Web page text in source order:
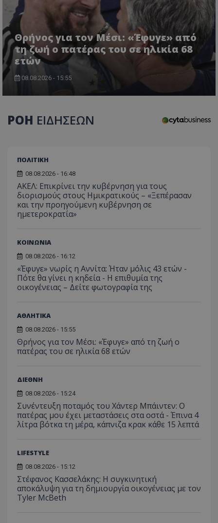
Θρήνος για τον Μέσι: «Έφυγε» από
τη ζωή ο πατέρας του σε ηλικία 68
ετών
08.08.2026 - 15:55
ΡΟΗ ΕΙΔΗΣΕΩΝ
ΠΟΛΙΤΙΚΗ
08.08.2026 - 16:48
ΑΚΕΛ: Επικρίνει την κυβέρνηση για τους
διορισμούς στους Ημικρατικούς – «Ξεπέρασαν
και την προηγούμενη κυβέρνηση σε
ημετεροκρατία»
ΚΟΙΝΩΝΙΑ
08.08.2026 - 16:12
«Έφυγε» νωρίς η Αννίτα: Ήταν μόλις 43 ετών -
Πότε θα γίνει η κηδεία - Η επιθυμία της
οικογένειας – Δείτε φωτογραφία της
ΑΘΛΗΤΙΚΑ
08.08.2026 - 15:55
Θρήνος για τον Μέσι: «Έφυγε» από τη ζωή ο
πατέρας του σε ηλικία 68 ετών
ΔΙΕΘΝΗ
08.08.2026 - 15:24
Συνέντευξη ποταμός του Χάντερ Μπάιντεν: Ο
πατέρας μου έχει μεταστάσεις στα οστά - Έπινα 4
λίτρα βότκα τη μέρα, κάπνιζα κρακ κάθε 15 λεπτά
LIFESTYLE
08.08.2026 - 15:12
Στέφανος Κασσελάκης: Η συγκινητική
αποκάλυψη για τη δηµιουργία οικογένειας με τον
Tyler McBeth